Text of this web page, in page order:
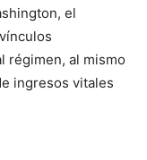
el
régimen, al mismo
ingresos vitales